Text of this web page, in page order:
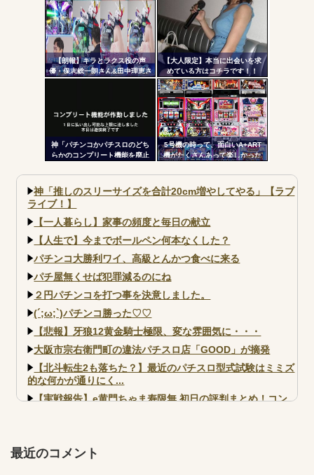
しまうｗ 究極LT期待出玉2万発
超えの現行最強スペックは伊達
じゃないな…
【朗報】キラとラクス役の声
優・保志総一朗さん&田中理恵さ
【大人限定】本当に出会いを求
めている方はコチラです！！
神「パチンコかパチスロのどち
らかのコンプリート機能を廃止
っち選ぶ？？？
5号機の時って、面白いA+ART
機がたくさんあって楽しかった
神「推しのスリーサイズを合計20cm増やしてやる」【ラブ
ライブ！】
【一人暮らし】家事の頻度と毎日の献立
【人生で】今までボールペン何本なくした？
パチンコ大勝利ワイ、高級とんかつ食べに来る
パチ屋無くせば犯罪減るのにね
２円パチンコを打つ事を決意しました。
(´;ω;`)パチンコ勝った♡♡
【悲報】牙狼12黄金騎士極限、変な雰囲気に・・・
大阪市宗右衛門町の違法パチスロ店「GOOD」が摘発
【北斗転生2も落ちた？】最近のパチスロ型式試験はミミズ
的な何かが通りにく...
【実戦報告】e黄門ちゃま寿限無 初日の評判まとめ！コン
最近のコメント